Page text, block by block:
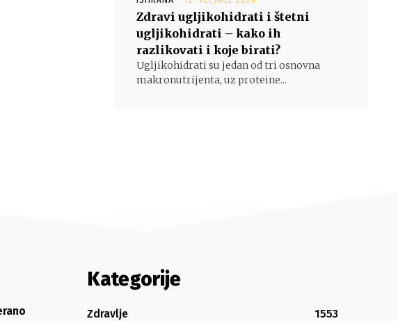
Zdravi ugljikohidrati i štetni
ugljikohidrati – kako ih
razlikovati i koje birati?
Ugljikohidrati su jedan od tri osnovna
makronutrijenta, uz proteine...
Kategorije
Zdravlje
1553